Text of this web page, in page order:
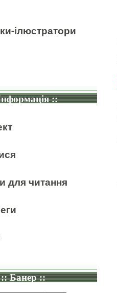
ілюстратори
::
для читання
:: Банер ::